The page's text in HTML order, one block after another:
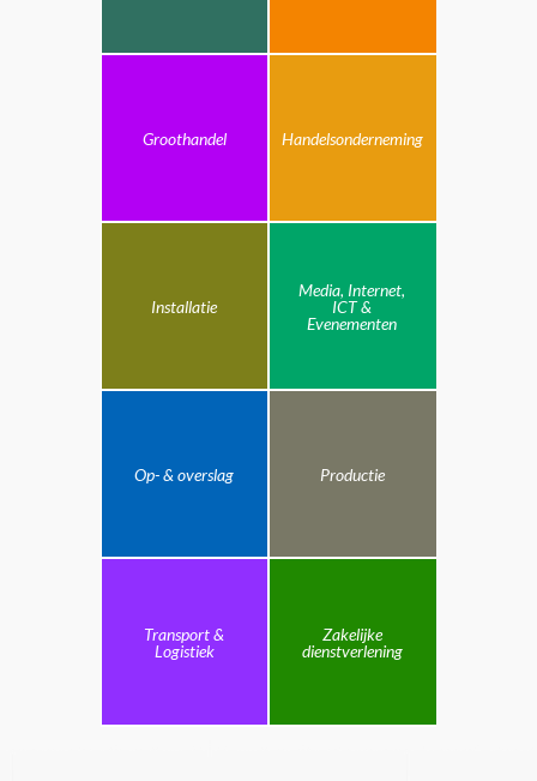
Groothandel Handelsonderneming
Installatie
Media, Internet,
ICT &
Evenementen
Op- & overslag Productie
Transport &
Logistiek
Zakelijke
dienstverlening